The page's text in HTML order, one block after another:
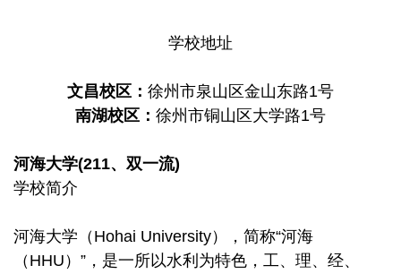
学校地址
文昌校区： 徐州市泉山区金山东路1号
南湖校区： 徐州市铜山区大学路1号
河海大学(211、双一流)
学校简介
河海大学（Hohai University），简称“河海
（HHU）”，是一所以水利为特色，工、理、经、